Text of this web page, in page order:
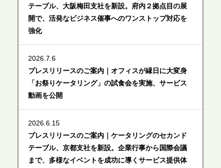
テーブル、大阪梅田支社を新設。府内２拠点目の展
開で、活発なビジネス催事へのワンストップ対応を
強化
2026.7.6
プレスリリースのご案内｜オフィスが縁日に大変身
「お祭りケータリング」の試食会を実施、サービス
動画を公開
2026.6.15
プレスリリースのご案内｜ケータリングのセカンド
テーブル、京都支社を新設。企業行事から国際会議
まで、多様なイベントを成功に導くサービス提供体